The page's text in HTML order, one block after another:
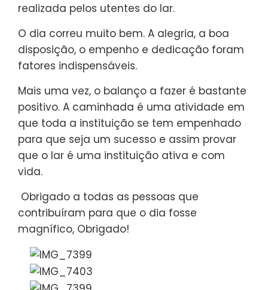
realizada pelos utentes do lar.
O dia correu muito bem. A alegria, a boa
disposição, o empenho e dedicação foram
fatores indispensáveis.
Mais uma vez, o balanço a fazer é bastante
positivo. A caminhada é uma atividade em
que toda a instituição se tem empenhado
para que seja um sucesso e assim provar
que o lar é uma instituição ativa e com
vida.
Obrigado a todas as pessoas que
contribuíram para que o dia fosse
magnífico, Obrigado!